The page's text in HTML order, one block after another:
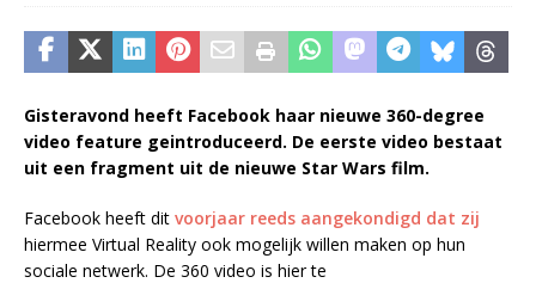
Gisteravond heeft Facebook haar nieuwe 360-degree
video feature geintroduceerd. De eerste video bestaat
uit een fragment uit de nieuwe Star Wars film.
Facebook heeft dit voorjaar reeds aangekondigd dat zij
hiermee Virtual Reality ook mogelijk willen maken op hun
sociale netwerk. De 360 video is hier te